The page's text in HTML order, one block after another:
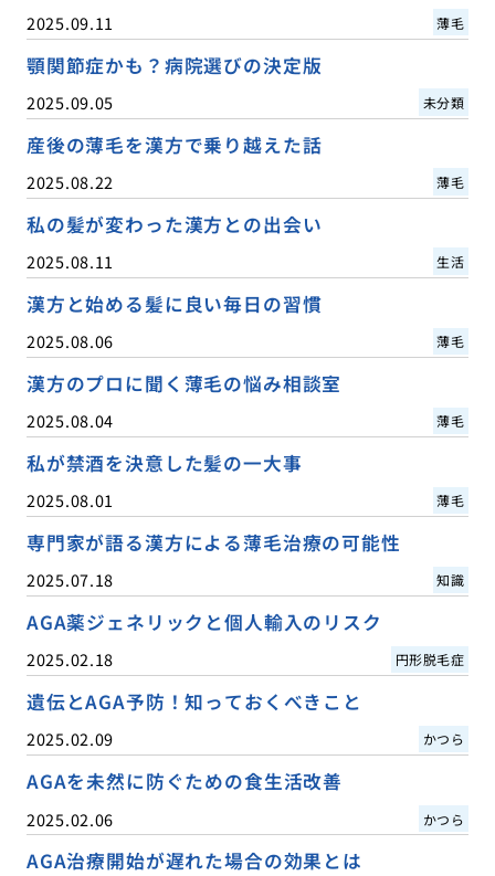
2025.09.11 薄毛
顎関節症かも？病院選びの決定版
2025.09.05 未分類
産後の薄毛を漢方で乗り越えた話
2025.08.22 薄毛
私の髪が変わった漢方との出会い
2025.08.11 生活
漢方と始める髪に良い毎日の習慣
2025.08.06 薄毛
漢方のプロに聞く薄毛の悩み相談室
2025.08.04 薄毛
私が禁酒を決意した髪の一大事
2025.08.01 薄毛
専門家が語る漢方による薄毛治療の可能性
2025.07.18 知識
AGA薬ジェネリックと個人輸入のリスク
2025.02.18 円形脱毛症
遺伝とAGA予防！知っておくべきこと
2025.02.09 かつら
AGAを未然に防ぐための食生活改善
2025.02.06 かつら
AGA治療開始が遅れた場合の効果とは